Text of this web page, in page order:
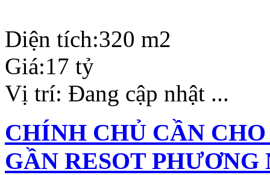
Diện tích:320 m2
Giá:17 tỷ
Vị trí: Đang cập nhật ...
CHÍNH CHỦ CẦN
GẦN RESOT